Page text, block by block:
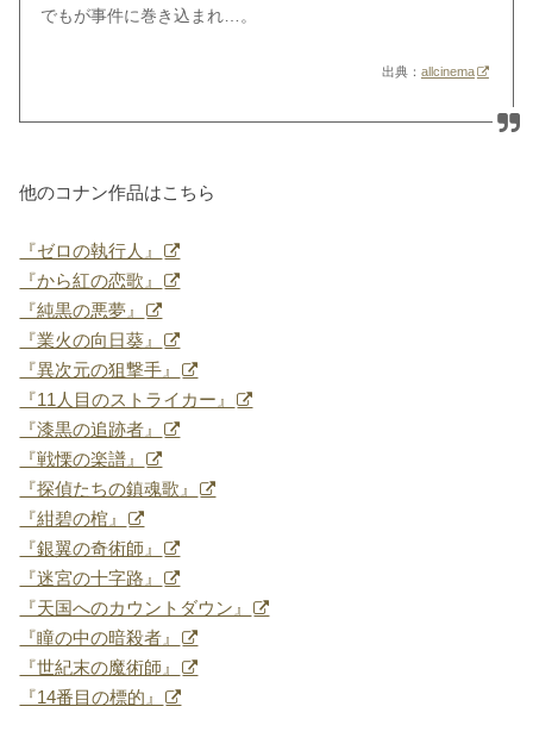
でもが事件に巻き込まれ…。
出典： allcinema
他のコナン作品はこちら
『ゼロの執行人』
『から紅の恋歌』
『純黒の悪夢』
『業火の向日葵』
『異次元の狙撃手』
『11人目のストライカー』
『漆黒の追跡者』
『戦慄の楽譜』
『探偵たちの鎮魂歌』
『紺碧の棺』
『銀翼の奇術師』
『迷宮の十字路』
『天国へのカウントダウン』
『瞳の中の暗殺者』
『世紀末の魔術師』
『14番目の標的』